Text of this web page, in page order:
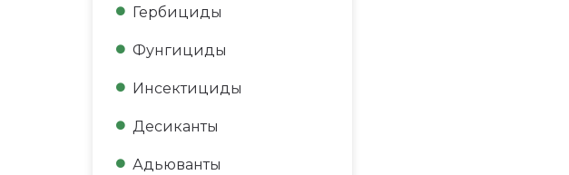
Гербициды
Фунгициды
Инсектициды
Десиканты
Адьюванты